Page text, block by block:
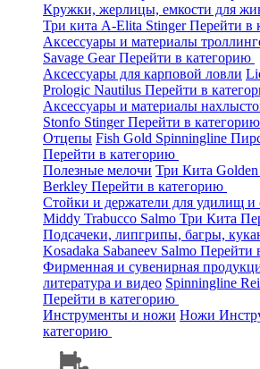
Кружки, жерлицы, емкости для
Три кита A-Elita StingerПерейти в
Аксессуары и материалы
Savage GearПерейти в категорию
Аксессуары для карповой ловли
Prologic Nautilus Перейти в
Аксессуары и материалы
Stonfo StingerПерейти в категорию
Отцепы Fish Gold Spinningline
Перейти в категорию
Полезные мелочи Три Кита
Berkley Перейти в категорию
Стойки и держатели для удилищ и
Middy Trabucco Salmo Три Кита
Подсачеки, липгрипы, багры,
Kosadaka Sabaneev Salmo Перейти
Фирменная и сувенирная
литература и видео Spinningline
Перейти в категорию
Инструменты и ножи Ножи
категорию